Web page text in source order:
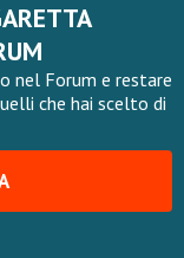
nel Forum e restare
che hai scelto di